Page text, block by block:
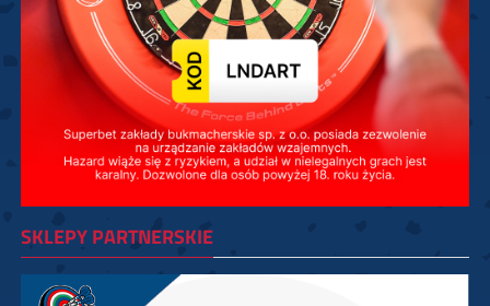
SKLEPY PARTNERSKIE